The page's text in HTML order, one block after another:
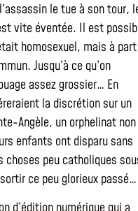
le tue à son tour,
vite éventée. Il est
homosexuel, mais à part
Jusqu’à ce qu’on
assez grossier… En
la discrétion sur un
Angèle, un orphelinat non
enfants ont disparu sans
choses peu catholiques
ce peu glorieux passé…